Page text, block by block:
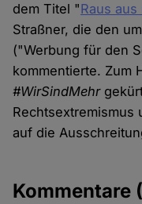
dem Titel "Raus
Straßner, die den
("Werbung für den
kommentierte. Zum
#WirSindMehr
Rechtsextremismus
auf die
Kommentare